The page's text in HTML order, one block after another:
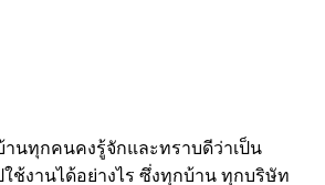
านทุกคนคงรู้จักและทราบดีว่าเป็น
ช้งานได้อย่างไร ซึ่งทุกบ้าน ทุกบริษัท